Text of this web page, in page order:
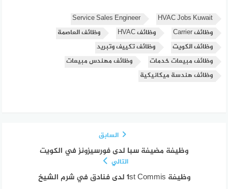
HVAC Jobs Kuwait
Service Sales Engineer
وظائف Carrier
وظائف HVAC
وظائف العاصمة
وظائف الكويت
وظائف تكييف وتبريد
وظائف مبيعات خدمات
وظائف مهندس مبيعات
وظائف هندسة ميكانيكية
السابق
وظيفة مضيفة سبا لدى فورسيزونز في الكويت
التالي
وظيفة 1st Commis لدى فنادق في شرم الشيخ